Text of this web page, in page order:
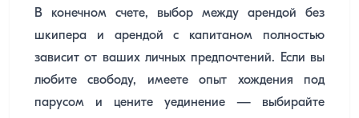
В конечном счете, выбор между арендой без
шкипера и арендой с капитаном полностью
зависит от ваших личных предпочтений. Если вы
любите свободу, имеете опыт хождения под
парусом и цените уединение — выбирайте